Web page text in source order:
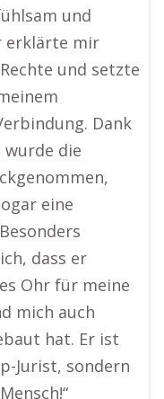
und
erklärte mir
und setzte
Dank
wurde die
eine
dass er
Ohr für meine
mich auch
hat. Er ist
Jurist, sondern